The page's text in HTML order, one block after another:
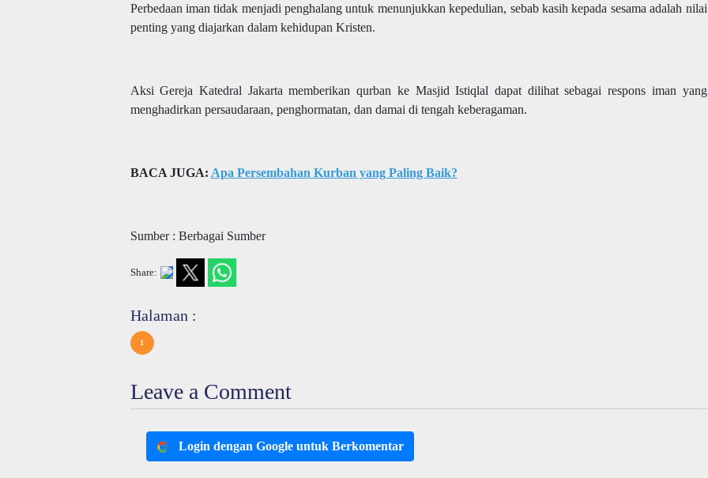
Perbedaan iman tidak menjadi penghalang untuk menunjukkan kepedulian, sebab kasih kepada sesama adalah nilai
penting yang diajarkan dalam kehidupan Kristen.
Aksi Gereja Katedral Jakarta memberikan qurban ke Masjid Istiqlal dapat dilihat sebagai respons iman yang
menghadirkan persaudaraan, penghormatan, dan damai di tengah keberagaman.
BACA JUGA: Apa Persembahan Kurban yang Paling Baik?
Sumber : Berbagai Sumber
Share:
Halaman :
1
Leave a Comment
Login dengan Google untuk Berkomentar